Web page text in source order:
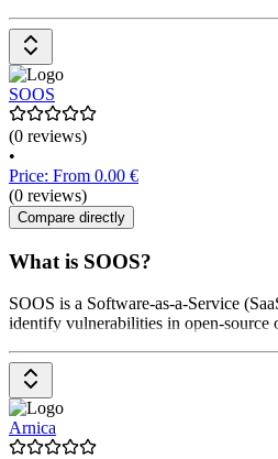
SOOS
(0 reviews)
•
Price: From 0.00 €
(0 reviews)
Compare directly
What is SOOS?
SOOS is a Software-as-a-Service
identify vulnerabilities in open-source
Arnica